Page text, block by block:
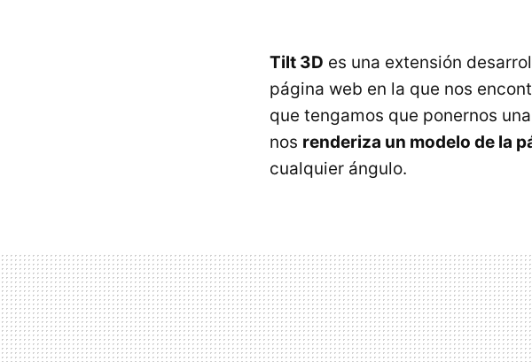
Tilt 3D es una extensión
página web en la que nos
que tengamos que ponernos
nos renderiza un modelo de la
cualquier ángulo.